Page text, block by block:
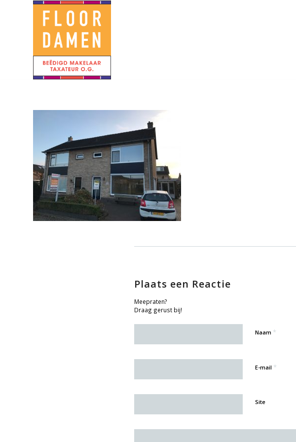
Plaats een Reactie
Meepraten?
Draag gerust bij!
Naam *
E-mail *
Site